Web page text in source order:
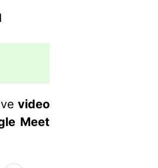
video
Meet